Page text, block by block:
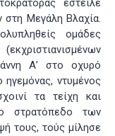
έστειλε
στη Μεγάλη Βλαχία.
ομάδες
Α’ στο οχυρό
ντυμένος
τα τείχη και
στρατόπεδο των
τους, τούς μίλησε